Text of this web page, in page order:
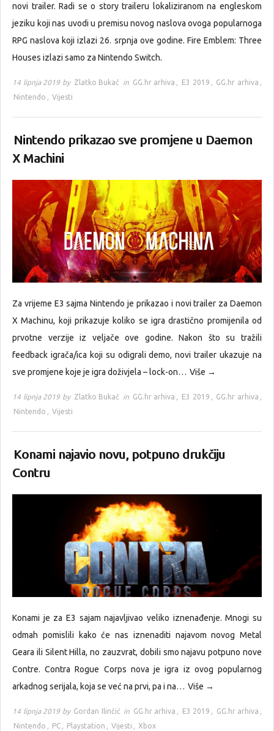
novi trailer. Radi se o story traileru lokaliziranom na engleskom
jeziku koji nas uvodi u premisu novog naslova ovoga popularnoga
RPG naslova koji izlazi 26. srpnja ove godine. Fire Emblem: Three
Houses izlazi samo za Nintendo Switch.
14 lipnja 2019 by Zlatko Bukač in GG.hr arhiva , E3 2019 , GG.hr arhiva ,
Nintendo , Vijesti
Nintendo prikazao sve promjene u Daemon
X Machini
Za vrijeme E3 sajma Nintendo je prikazao i novi trailer za Daemon
X Machinu, koji prikazuje koliko se igra drastično promijenila od
prvotne verzije iz veljače ove godine. Nakon što su tražili
feedback igrača/ica koji su odigrali demo, novi trailer ukazuje na
sve promjene koje je igra doživjela – lock-on… Više →
14 lipnja 2019 by Zlatko Bukač in GG.hr arhiva , E3 2019 , GG.hr arhiva ,
Nintendo , Vijesti
Konami najavio novu, potpuno drukčiju
Contru
Konami je za E3 sajam najavljivao veliko iznenađenje. Mnogi su
odmah pomislili kako će nas iznenaditi najavom novog Metal
Geara ili Silent Hilla, no zauzvrat, dobili smo najavu potpuno nove
Contre. Contra Rogue Corps nova je igra iz ovog popularnog
arkadnog serijala, koja se već na prvi, pa i na… Više →
14 lipnja 2019 by Gordan Ilinčić in GG.hr arhiva , E3 2019 , GG.hr arhiva ,
Nintendo , PC , Playstation , Vijesti , Xbox